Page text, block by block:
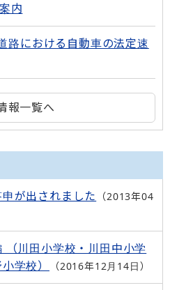
内
路における自動車の法定速
報一覧へ
が出されました
2013年04
（川田小学校・川田中小学
学校）
2016年12月14日